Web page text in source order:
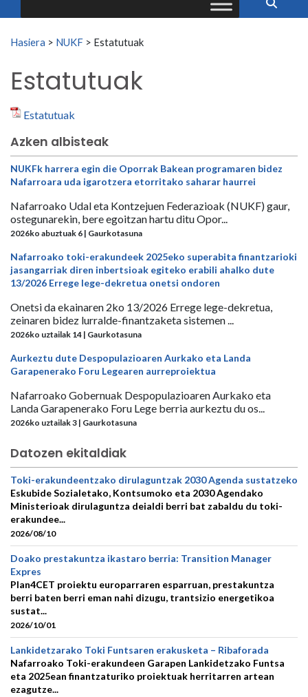
Search for:
Hasiera > NUKF > Estatutuak
Estatutuak
Estatutuak
Azken albisteak
NUKFk harrera egin die Oporrak Bakean programaren bidez
Nafarroara uda igarotzera etorritako saharar haurrei
Nafarroako Udal eta Kontzejuen Federazioak (NUKF) gaur,
ostegunarekin, bere egoitzan hartu ditu Opor...
2026ko abuztuak 6 | Gaurkotasuna
Nafarroako toki-erakundeek 2025eko superabita finantzarioki
jasangarriak diren inbertsioak egiteko erabili ahalko dute
13/2026 Errege lege-dekretua onetsi ondoren
Onetsi da ekainaren 2ko 13/2026 Errege lege-dekretua,
zeinaren bidez lurralde-finantzaketa sistemen ...
2026ko uztailak 14 | Gaurkotasuna
Aurkeztu dute Despopulazioaren Aurkako eta Landa
Garapenerako Foru Legearen aurreproiektua
Nafarroako Gobernuak Despopulazioaren Aurkako eta
Landa Garapenerako Foru Lege berria aurkeztu du os...
2026ko uztailak 3 | Gaurkotasuna
Datozen ekitaldiak
Toki-erakundeentzako dirulaguntzak 2030 Agenda sustatzeko
Eskubide Sozialetako, Kontsumoko eta 2030 Agendako
Ministerioak dirulaguntza deialdi berri bat zabaldu du toki-
erakundee...
2026/08/10
Doako prestakuntza ikastaro berria: Transition Manager
Expres
Plan4CET proiektu europarraren esparruan, prestakuntza
berri baten berri eman nahi dizugu, trantsizio energetikoa
sustat...
2026/10/01
Lankidetzarako Toki Funtsaren erakusketa – Ribaforada
Nafarroako Toki-erakundeen Garapen Lankidetzako Funtsa
eta 2025ean finantzaturiko proiektuak herritarren artean
ezagutze...